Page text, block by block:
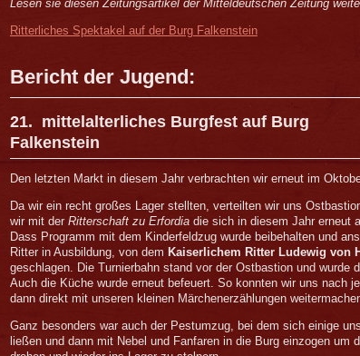
Lesen sie diesen Zeitungsartikel der Mitteldeutschen Zeitung
Ritterliches Spektakel auf der Burg Falkenstein
Bericht der Jugend:
21. mittelalterliches Burgfest auf Burg
Falkenstein
Den letzten Markt in diesem Jahr verbrachten wir erneut im
Da wir ein recht großes Lager stellten, verteilten wir uns
wir mit der Ritterschaft zu Erfordiadie sich in diesem Jahr erneut
Dass Programm mit dem Kinderfeldzug wurde beibehalten und
Ritter in Ausbildung, von dem Kaiserlichem Ritter Ludewig von
geschlagen. Die Turnierbahn stand vor der Ostbastion und wurde
Auch die Küche wurde erneut befeuert. So konnten wir uns nach
dann direkt mit unseren kleinen Märchenerzählungen
Ganz besonders war auch der Pestumzug, bei dem sich einige
ließen und dann mit Nebel und Fanfaren in die Burg einzogen um